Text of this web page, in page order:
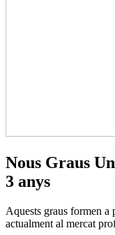
Nous Graus
3 anys
Aquests graus formen a
actualment al mercat